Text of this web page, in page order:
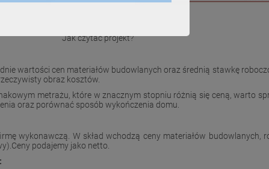
Jak czytać projekt?
wartości cen materiałów budowlanych oraz średnią stawkę
obraz kosztów.
metrażu, które w znacznym stopniu różnią się ceną, warto
oraz porównać sposób wykończenia domu.
wykonawczą. W skład wchodzą ceny materiałów budowlanych,
podajemy jako netto.